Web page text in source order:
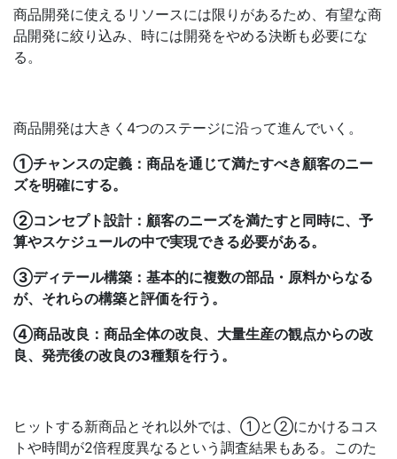
商品開発に使えるリソースには限りがあるため、有望な商
品開発に絞り込み、時には開発をやめる決断も必要にな
る。
商品開発は大きく4つのステージに沿って進んでいく。
①チャンスの定義：商品を通じて満たすべき顧客のニー
ズを明確にする。
②コンセプト設計：顧客のニーズを満たすと同時に、予
算やスケジュールの中で実現できる必要がある。
③ディテール構築：基本的に複数の部品・原料からなる
が、それらの構築と評価を行う。
④商品改良：商品全体の改良、大量生産の観点からの改
良、発売後の改良の3種類を行う。
ヒットする新商品とそれ以外では、①と②にかけるコス
トや時間が2倍程度異なるという調査結果もある。このた